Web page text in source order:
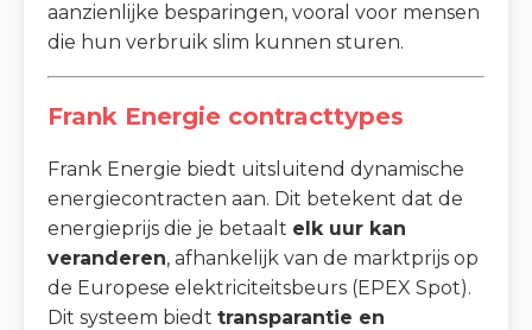
aanzienlijke besparingen, vooral voor mensen
die hun verbruik slim kunnen sturen.
Frank Energie contracttypes
Frank Energie biedt uitsluitend dynamische
energiecontracten aan. Dit betekent dat de
energieprijs die je betaalt elk uur kan
veranderen, afhankelijk van de marktprijs op
de Europese elektriciteitsbeurs (EPEX Spot).
Dit systeem biedt transparantie en